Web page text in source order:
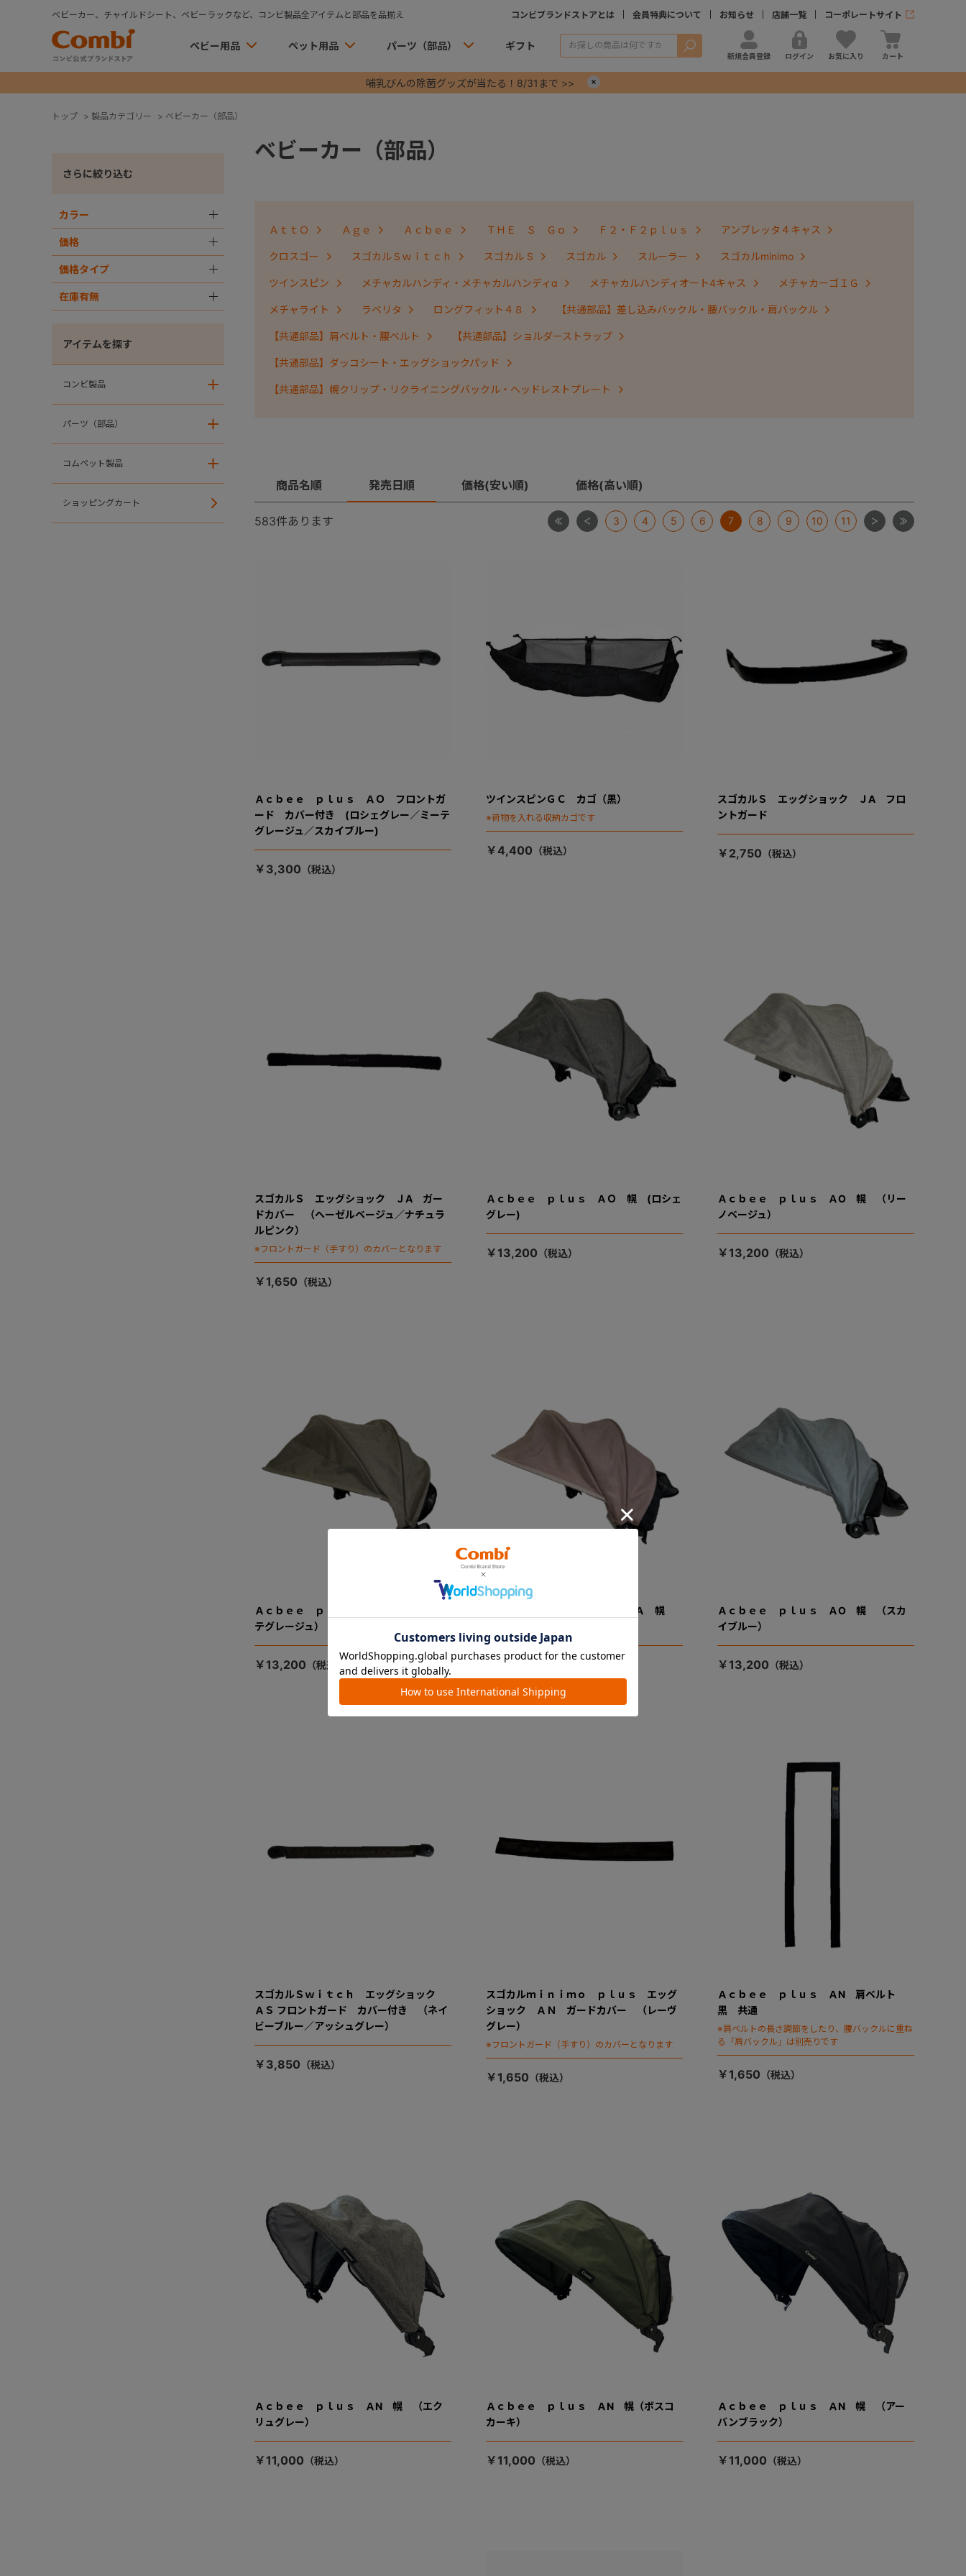
ベビーカー、チャイルドシート、ベビーラックなど、コンビ製品全アイテムと部品を品揃え コンビブランドストアとは 会員特典について お知らせ 店舗一覧 コーポレートサイト
ベビー用品 ペット用品 パーツ（部品） ギフト 検索
新規会員登録 ログイン お気に入り カート
哺乳びんの除菌グッズが当たる！8/31まで >>
トップ > 製品カテゴリー > ベビーカー（部品）
さらに絞り込む
カラー
価格
価格タイプ
在庫有無
アイテムを探す
コンビ製品
パーツ（部品）
コムペット製品
ショッピングカート
ベビーカー（部品）
ＡｔｔＯ Ａｇｅ Ａｃｂｅｅ ＴＨＥ Ｓ Ｇｏ Ｆ２・Ｆ２ｐｌｕｓ アンブレッタ４キャス
クロスゴー スゴカルＳｗｉｔｃｈ スゴカル S スゴカル スルーラー スゴカルminimo
ツインスピン メチャカルハンディ・メチャカルハンディα メチャカルハンディオート4キャス メチャカーゴＩＧ
メチャライト ラベリタ ロングフィット４８ 【共通部品】差し込みバックル・腰バックル・肩バックル
【共通部品】肩ベルト・腰ベルト 【共通部品】ショルダーストラップ
【共通部品】ダッコシート・エッグショックパッド
【共通部品】幌クリップ・リクライニングバックル・ヘッドレストプレート
商品名順 発売日順 価格(安い順) 価格(高い順)
583件あります 最初 前 3 4 5 6 7 8 9 10 11 次 最後
Ａｃｂｅｅ ｐｌｕｓ ＡＯ フロントガ
ード カバー付き (ロシェグレー／ミーテ
グレージュ／スカイブルー)
￥3,300
ツインスピンＧＣ カゴ（黒）
※荷物を入れる収納カゴです
￥4,400
スゴカルＳ エッグショック ＪA フロ
ントガード
￥2,750
スゴカルＳ エッグショック ＪA ガー
ドカバー （ヘーゼルベージュ／ナチュラ
ルピンク）
※フロントガード（手すり）のカバーとなります
￥1,650
Ａｃｂｅｅ ｐｌｕｓ ＡＯ 幌 (ロシェ
グレー)
￥13,200
Ａｃｂｅｅ ｐｌｕｓ ＡO 幌 （リー
ノベージュ）
￥13,200
Ａｃｂｅｅ ｐｌｕｓ ＡO 幌 （ミー
テグレージュ）
￥13,200
Ａｃｂｅｅ ｐｌｕｓ ＡO／ＭＡ 幌
￥13,200
Ａｃｂｅｅ ｐｌｕｓ ＡO 幌 （スカ
イブルー）
￥13,200
スゴカルＳｗｉｔｃｈ エッグショック
ＡＳ フロントガード カバー付き （ネイ
ビーブルー／アッシュグレー）
￥3,850
スゴカルｍｉｎｉｍｏ ｐｌｕｓ エッグ
ショック ＡＮ ガードカバー （レーヴ
グレー）
※フロントガード（手すり）のカバーとなります
￥1,650
Ａｃｂｅｅ ｐｌｕｓ ＡN 肩ベルト
黒 共通
※肩ベルトの長さ調節をしたり、腰バックルに重ね
る「肩バックル」は別売りです
￥1,650
Ａｃｂｅｅ ｐｌｕｓ ＡN 幌 （エク
リュグレー）
￥11,000
Ａｃｂｅｅ ｐｌｕｓ ＡN 幌（ボスコ
カーキ）
￥11,000
Ａｃｂｅｅ ｐｌｕｓ ＡN 幌 （アー
バンブラック）
￥11,000